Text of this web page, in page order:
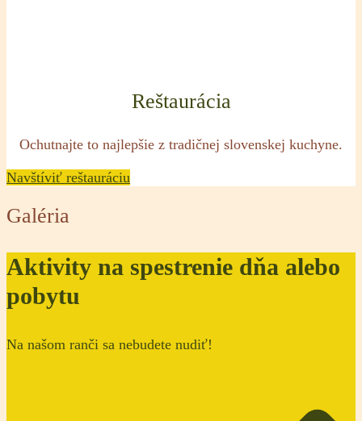
Reštaurácia
Ochutnajte to najlepšie z tradičnej slovenskej kuchyne.
Navštíviť reštauráciu
Galéria
Aktivity na spestrenie dňa alebo
pobytu
Na našom ranči sa nebudete nudiť!